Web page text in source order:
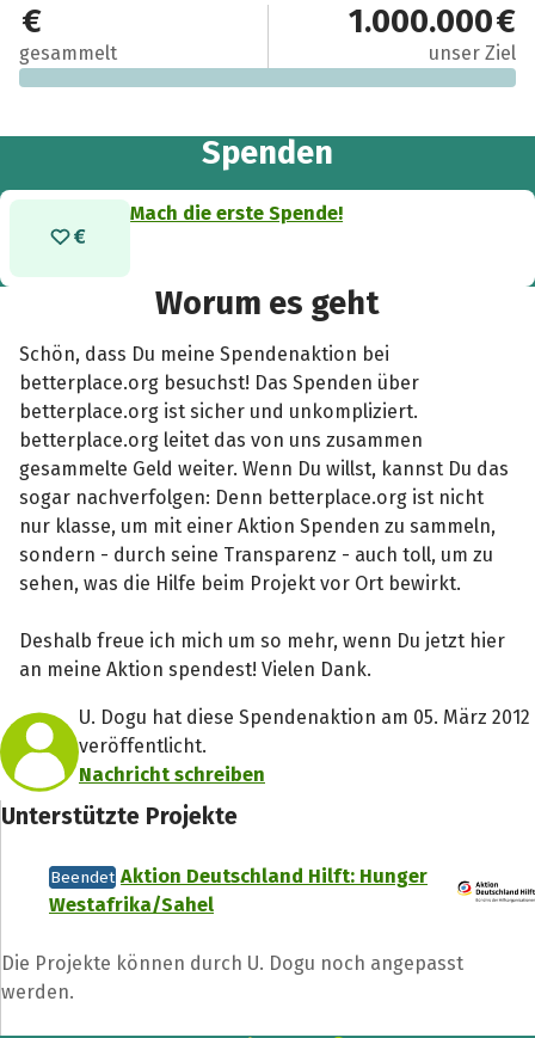
0 €
gesammelt
1.000.000 €
unser Ziel
Spenden
Mach die erste Spende!
Worum es geht
Schön, dass Du meine Spendenaktion bei
betterplace.org besuchst! Das Spenden über
betterplace.org ist sicher und unkompliziert.
betterplace.org leitet das von uns zusammen
gesammelte Geld weiter. Wenn Du willst, kannst Du das
sogar nachverfolgen: Denn betterplace.org ist nicht
nur klasse, um mit einer Aktion Spenden zu sammeln,
sondern - durch seine Transparenz - auch toll, um zu
sehen, was die Hilfe beim Projekt vor Ort bewirkt.
Deshalb freue ich mich um so mehr, wenn Du jetzt hier
an meine Aktion spendest! Vielen Dank.
U. Dogu hat diese Spendenaktion am 05. März 2012
veröffentlicht.
Nachricht schreiben
Unterstützte Projekte
Beendet Aktion Deutschland Hilft: Hunger
Westafrika/Sahel
Die Projekte können durch U. Dogu noch angepasst
werden.